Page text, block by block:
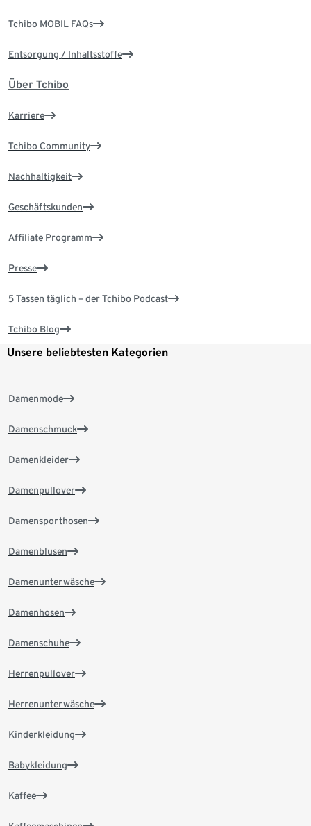
Tchibo MOBIL FAQs
Entsorgung / Inhaltsstoffe
Über Tchibo
Karriere
Tchibo Community
Nachhaltigkeit
Geschäftskunden
Affiliate Programm
Presse
5 Tassen täglich – der Tchibo Podcast
Tchibo Blog
Unsere beliebtesten Kategorien
Damenmode
Damenschmuck
Damenkleider
Damenpullover
Damensporthosen
Damenblusen
Damenunterwäsche
Damenhosen
Damenschuhe
Herrenpullover
Herrenunterwäsche
Kinderkleidung
Babykleidung
Kaffee